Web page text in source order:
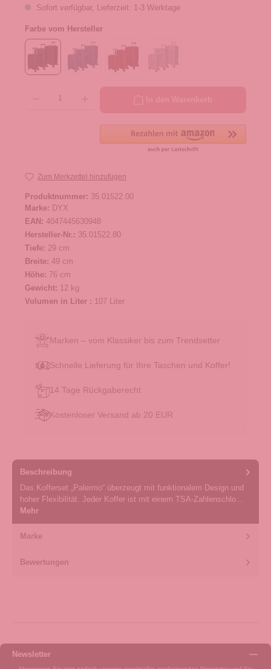
Sofort verfügbar, Lieferzeit: 1-3 Werktage
Farbe vom Hersteller
Zum Merkzettel hinzufügen
Produktnummer: 35.01522.00
Marke: DYX
EAN: 4047445630948
Hersteller-Nr.: 35.01522.80
Tiefe: 29 cm
Breite: 49 cm
Höhe: 76 cm
Gewicht: 12 kg
Volumen in Liter : 107 Liter
Marken – vom Klassiker bis zum Trendsetter
Schnelle Lieferung für Ihre Taschen und Koffer!
14 Tage Rückgaberecht
Kostenloser Versand ab 20 EUR
Beschreibung
Das Kofferset „Palermo“ überzeugt mit funktionalem Design und
hoher Flexibilität. Jeder Koffer ist mit einem TSA-Zahlenschlo…
Mehr
Marke
Bewertungen
Newsletter